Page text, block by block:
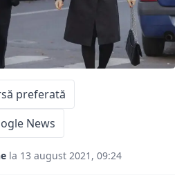
preferată
News
la 13 august 2021, 09:24